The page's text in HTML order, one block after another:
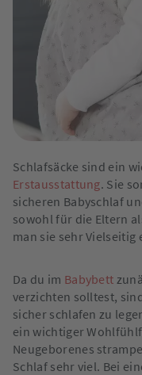
Schlafsäcke sind ein
Erstausstattung. Sie
sicheren Babyschlaf
sowohl für die Eltern
man sie sehr Vielseitig
Da du im Babybett
verzichten solltest,
sicher schlafen zu
ein wichtiger
Neugeborenes
Schlaf sehr viel. Bei